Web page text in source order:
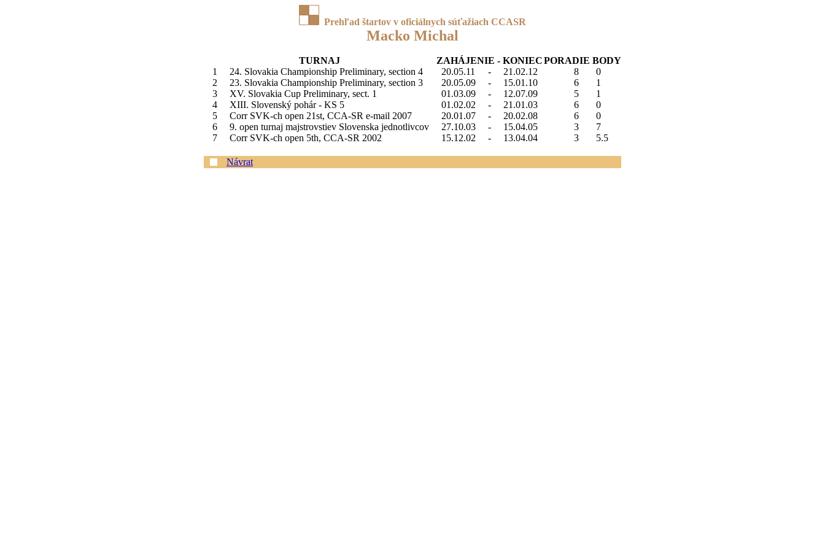
Prehľad štartov v oficiálnych súťažiach CCASR
Macko Michal
TURNAJ ZAHÁJENIE - KONIECPORADIE BODY
1
24. Slovakia Championship Preliminary, section 4 20.05.11 - 21.02.12 8
0
2
23. Slovakia Championship Preliminary, section 3 20.05.09 - 15.01.10 6
1
3
XV. Slovakia Cup Preliminary, sect. 1 01.03.09 - 12.07.09 5
1
4
XIII. Slovenský pohár - KS 5 01.02.02 - 21.01.03 6
0
5
Corr SVK-ch open 21st, CCA-SR e-mail 2007 20.01.07 - 20.02.08 6
0
6
9. open turnaj majstrovstiev Slovenska jednotlivcov 27.10.03 - 15.04.05 3
7
7
Corr SVK-ch open 5th, CCA-SR 2002 15.12.02 - 13.04.04 3 5.5
Návrat